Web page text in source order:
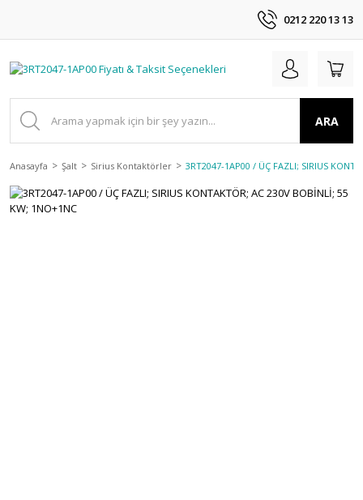
0212 220 13 13
ARA
Anasayfa Şalt Sirius Kontaktörler 3RT2047-1AP00 / ÜÇ FAZLI; SIRIUS